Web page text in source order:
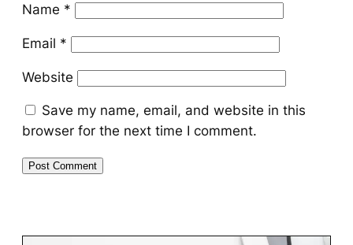
Name *
Email *
Website
Save my name, email, and website in this
browser for the next time I comment.